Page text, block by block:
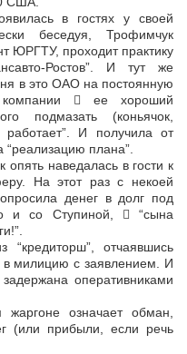
в гостях у своей
беседуя, Трофимчук
ЮРГТУ, проходит практику
Ростов”. И тут же
в это ОАО на постоянную
компании  ее хороший
подмазать (коньячок,
И получила от
“реализацию плана”.
наведалась в гости к
На этот раз с некоей
денег в долг под
и со Ступиной,  “сына
отчаявшись
в милицию с заявлением. И
оперативниками
означает обман,
(или прибыли, если речь